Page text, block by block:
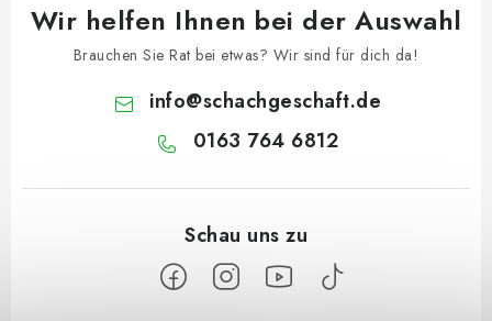
Wir helfen Ihnen bei der Auswahl
Brauchen Sie Rat bei etwas? Wir sind für dich da!
info@schachgeschaft.de
0163 764 6812